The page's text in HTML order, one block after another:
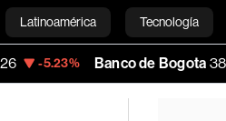
Latinoamérica Tecnología
Mundo Videos
Banco de Bogota 38,900.00